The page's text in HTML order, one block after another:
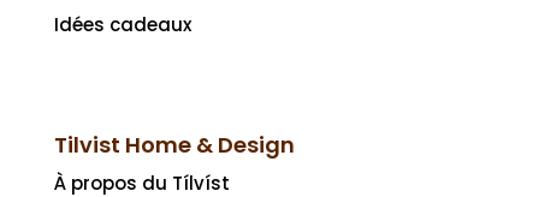
Idées cadeaux
Tilvist Home & Design
À propos du Tílvíst